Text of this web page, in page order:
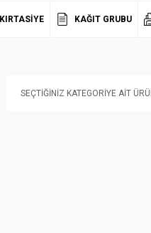
KIRTASIYE KAĞIT GRUBU
SEÇTIĞINIZ KATEGORIYE AIT